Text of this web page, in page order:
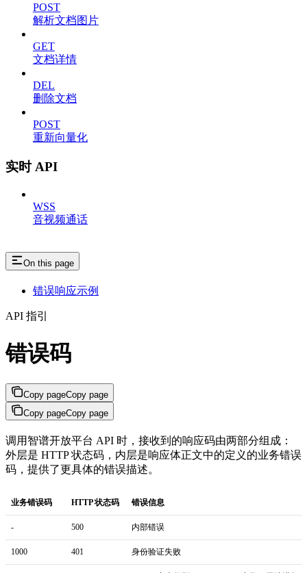
POST
解析文档图片
GET
文档详情
DEL
删除文档
POST
重新向量化
实时 API
WSS
音视频通话
On this page
错误响应示例
API 指引
错误码
Copy pageCopy page
Copy pageCopy page
调用智谱开放平台 API 时，接收到的响应码由两部分组成：
外层是 HTTP 状态码，内层是响应体正文中的定义的业务错误
码，提供了更具体的错误描述。
业务错误码 HTTP 状态码 错误信息
- 500 内部错误
1000 401 身份验证失败